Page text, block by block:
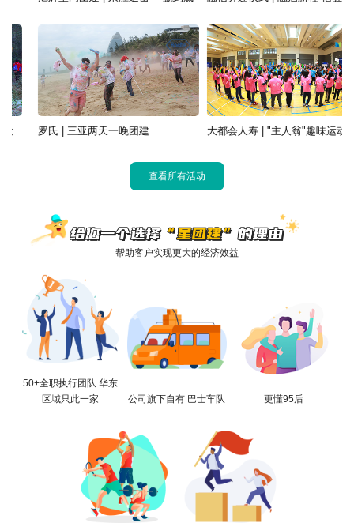
罗氏 | 三亚两天一晚团建 大都会人寿 | "主人翁"趣味运动会
查看所有活动
帮助客户实现更大的经济效益
50+全职执行团队 华东
区域只此一家
公司旗下自有 巴士车队 更懂95后